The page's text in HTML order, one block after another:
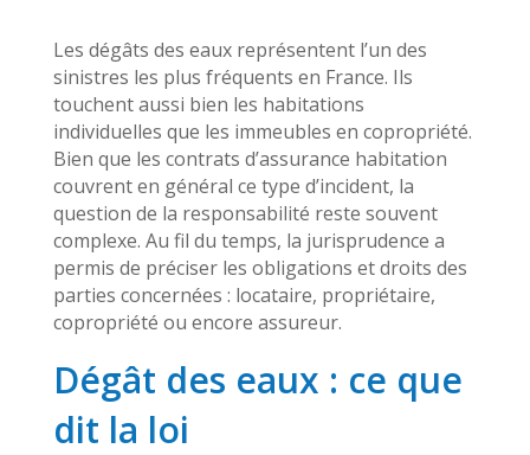
Les dégâts des eaux représentent l’un des
sinistres les plus fréquents en France. Ils
touchent aussi bien les habitations
individuelles que les immeubles en copropriété.
Bien que les contrats d’assurance habitation
couvrent en général ce type d’incident, la
question de la responsabilité reste souvent
complexe. Au fil du temps, la jurisprudence a
permis de préciser les obligations et droits des
parties concernées : locataire, propriétaire,
copropriété ou encore assureur.
Dégât des eaux : ce que
dit la loi